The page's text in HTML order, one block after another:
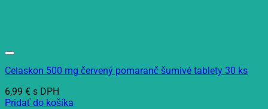
Celaskon 500 mg červený pomaranč šumivé tablety 30 ks
6,99 € s DPH
Pridať do košíka